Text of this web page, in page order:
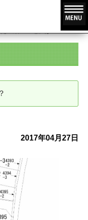
た「細い土地」は！？
2017年04月27日